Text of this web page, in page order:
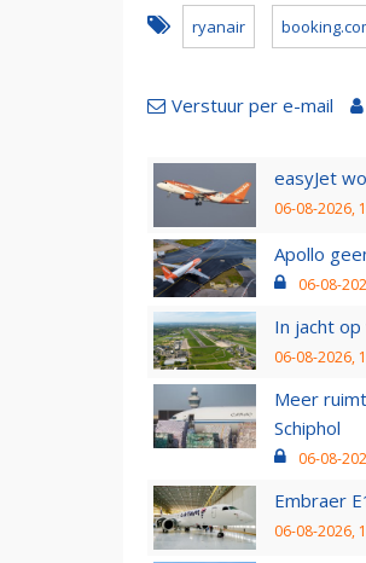
ryanair
Verstuur per e-mail
easyJet
06-08-2026,
Apollo
06-08-
In jacht
06-08-2026,
Meer
Schiphol
06-08-
Embraer
06-08-2026,